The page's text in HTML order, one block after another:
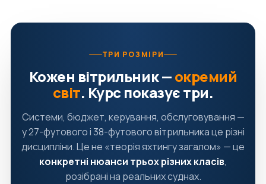
ТРИ РОЗМІРИ
Кожен вітрильник —окремий
світ. Курс показує три.
Системи, бюджет, керування, обслуговування —
у 27-футового і 38-футового вітрильника це різні
дисципліни. Це не «теорія яхтингу загалом» — це
конкретні нюанси трьох різних класів,
розібрані на реальних суднах.